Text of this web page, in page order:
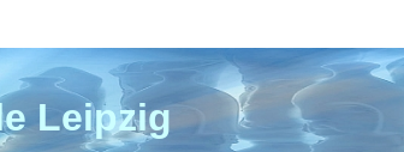
Leipzig